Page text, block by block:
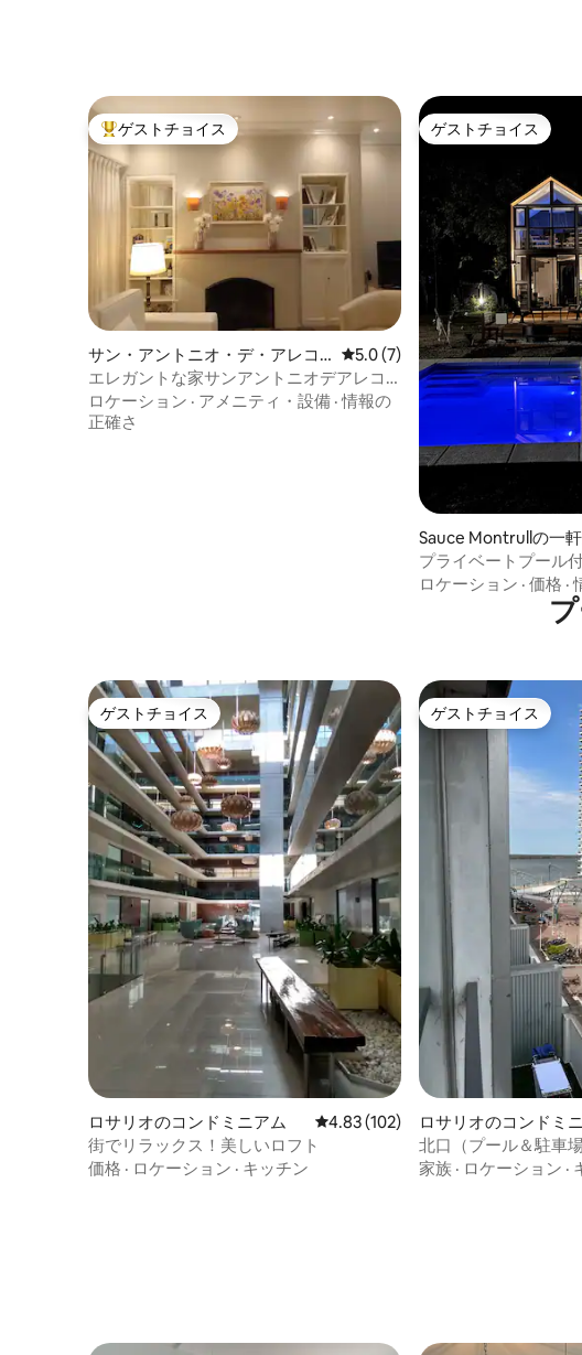
大好評のゲストチョイスです。
ゲストチョイス
サン・アントニオ・デ・アレコ
の一軒家
レビュー7件、5つ星中5.0つ星
5.0 (7)
エレガントな家サンアントニオデアレコ
歴史地区
ロケーション · アメニティ・設備 ·情報の
正確さ
ゲストチョイス
ゲストチョイス
Sauce Montrullの一
プライベートプール
ハウス - パラナから
ロケーション · 価格 ·
ゲストチョイス
ゲストチョイス
ロサリオのコンドミニアム レビュー102件、5つ星中4.83つ星の
4.83 (102)
街でリラックス！美しいロフト
価格 · ロケーション · キッチン
ゲストチョイス
ゲストチョイス
ロサリオのコンドミ
北口（プール＆駐車場
家族 · ロケーション ·